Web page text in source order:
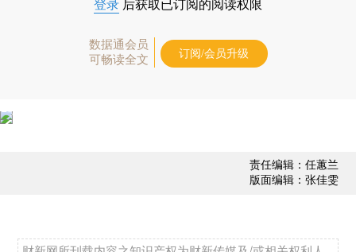
登录 后获取已订阅的阅读权限
数据通会员
可畅读全文
订阅/会员升级
责任编辑：任蕙兰
版面编辑：张佳雯